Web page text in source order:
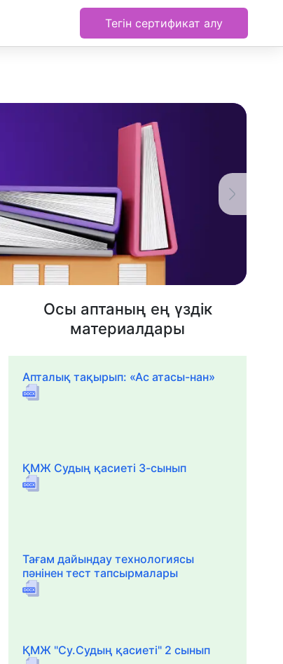
Тегін сертификат алу
Осы аптаның ең үздік
материалдары
Апталық тақырып: «Ас атасы-нан»
ҚМЖ Судың қасиеті 3-сынып
Тағам дайындау технологиясы
пәнінен тест тапсырмалары
ҚМЖ "Су.Судың қасиеті" 2 сынып